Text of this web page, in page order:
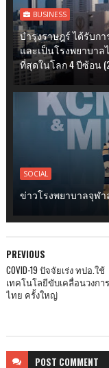
BUSINESS
บำรุงราษฎร์ ได้รับก
และเป็นโรงพยาบาล
ที่สุดในโลก 4 ปีซ้อน
SOCIAL
ข่าวโรงพยาบาลจุฬ
PREVIOUS
COVID-19 ปัจจัยเร่ง ทปอ.ใช้
เทคโนโลยีขับเคลื่อนวงกา
ไทย ครั้งใหญ่
POST COMMENT